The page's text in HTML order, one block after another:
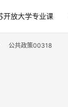
开放大学专业课
公共政策00318